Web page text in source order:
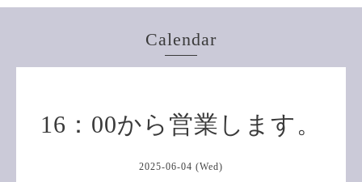
Calendar
16：00から営業します。
2025-06-04 (Wed)